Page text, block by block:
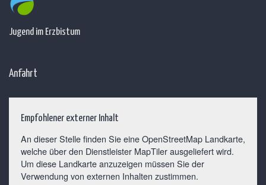
Jugend im Erzbistum
Anfahrt
Empfohlener externer Inhalt
An dieser Stelle finden Sie eine OpenStreetMap Landkarte,
welche über den Dienstleister MapTiler ausgeliefert wird.
Um diese Landkarte anzuzeigen müssen Sie der
Verwendung von externen Inhalten zustimmen.